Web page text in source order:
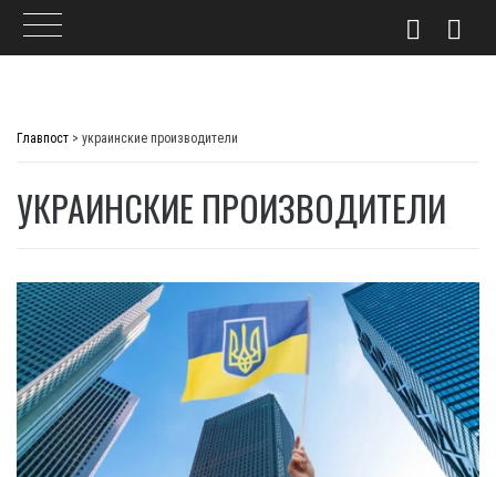
Главпост > украинские производители
УКРАИНСКИЕ ПРОИЗВОДИТЕЛИ